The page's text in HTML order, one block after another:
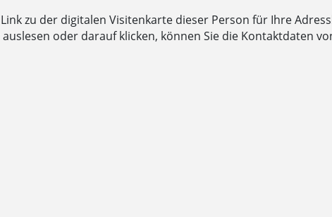
zu der digitalen Visitenkarte dieser Person für Ihre
oder darauf klicken, können Sie die Kontaktdaten